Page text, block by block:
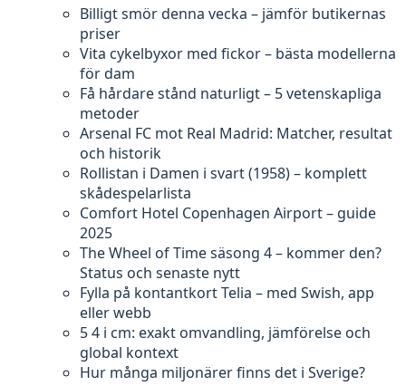
Billigt smör denna vecka – jämför butikernas
priser
Vita cykelbyxor med fickor – bästa modellerna
för dam
Få hårdare stånd naturligt – 5 vetenskapliga
metoder
Arsenal FC mot Real Madrid: Matcher, resultat
och historik
Rollistan i Damen i svart (1958) – komplett
skådespelarlista
Comfort Hotel Copenhagen Airport – guide
2025
The Wheel of Time säsong 4 – kommer den?
Status och senaste nytt
Fylla på kontantkort Telia – med Swish, app
eller webb
5 4 i cm: exakt omvandling, jämförelse och
global kontext
Hur många miljonärer finns det i Sverige?